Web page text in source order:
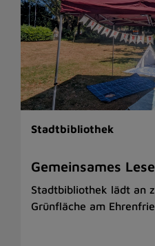
Stadtbibliothek
Gemeinsames
Stadtbibliothek lädt an
Grünfläche am